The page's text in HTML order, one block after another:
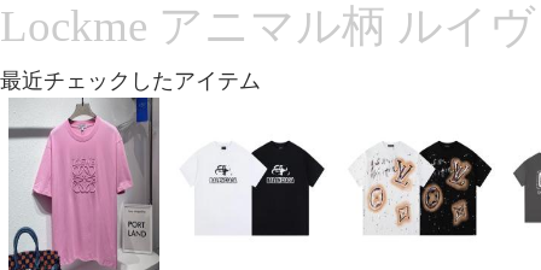
Lockme アニマル柄 ルイ
最近チェックしたアイテム